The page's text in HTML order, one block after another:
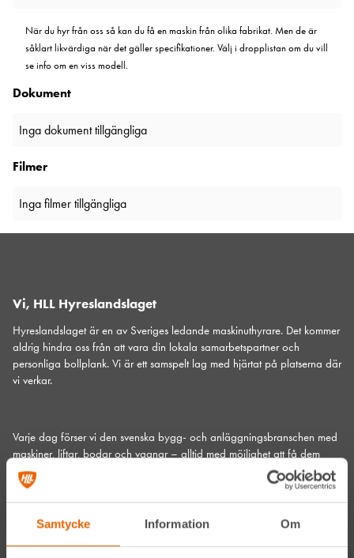
Samtycke Information Om
När du hyr från oss så kan du få en maskin från olika fabrikat. Men de är
såklart likvärdiga när det gäller specifikationer. Välj i dropplistan om du vill
se info om en viss modell.
Dokument
Inga dokument tillgängliga
Filmer
Inga filmer tillgängliga
Vi, HLL Hyreslandslaget
Hyreslandslaget är en av Sveriges ledande maskinuthyrare. Det kommer
aldrig hindra oss från att vara din lokala samarbetspartner och
personliga bollplank. Vi är ett samspelt lag med hjärtat på platserna där
vi verkar.
Varje dag förser vi den svenska bygg- och anläggningsbranschen med
maskiner, liftar, bodar och vagnar– alltid med möjlighet att få dem
utkörda till den plats där du behöver dem.
människor och relationer. Välkommen in till din närmsta depå!